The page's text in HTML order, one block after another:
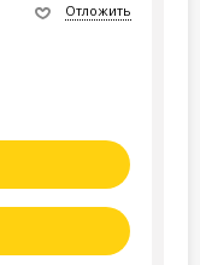
Отложить